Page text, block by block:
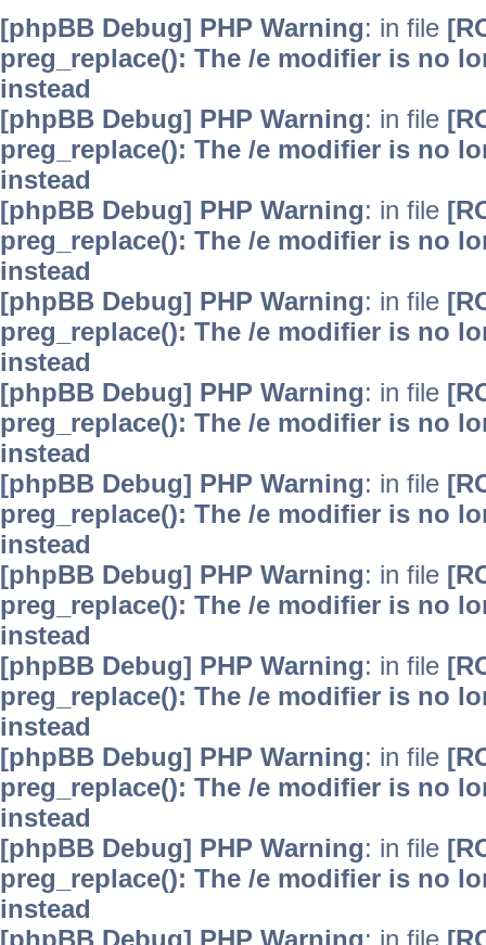
[phpBB Debug] PHP Warning: in file
preg_replace(): The /e modifier is no
instead
[phpBB Debug] PHP Warning: in file
preg_replace(): The /e modifier is no
instead
[phpBB Debug] PHP Warning: in file
preg_replace(): The /e modifier is no
instead
[phpBB Debug] PHP Warning: in file
preg_replace(): The /e modifier is no
instead
[phpBB Debug] PHP Warning: in file
preg_replace(): The /e modifier is no
instead
[phpBB Debug] PHP Warning: in file
preg_replace(): The /e modifier is no
instead
[phpBB Debug] PHP Warning: in file
preg_replace(): The /e modifier is no
instead
[phpBB Debug] PHP Warning: in file
preg_replace(): The /e modifier is no
instead
[phpBB Debug] PHP Warning: in file
preg_replace(): The /e modifier is no
instead
[phpBB Debug] PHP Warning: in file
preg_replace(): The /e modifier is no
instead
[phpBB Debug] PHP Warning: in file